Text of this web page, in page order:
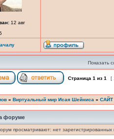
12 авг
Показать
Страница 1 из 1 [
» Виртуальный мир Исая Шейниса » САЙТ
форуме
просматривают: нет зарегистрированных